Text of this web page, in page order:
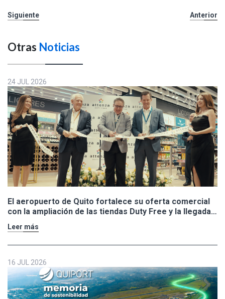
Siguiente Anterior
Otras Noticias
24 JUL 2026
El aeropuerto de Quito fortalece su oferta comercial
con la ampliación de las tiendas Duty Free y la llegada
Leer más
16 JUL 2026